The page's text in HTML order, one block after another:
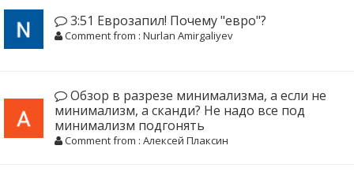
3:51 Еврозапил! Почему "евро"?
Comment from : Nurlan Amirgaliyev
Обзор в разрезе минимализма, а если не
минимализм, а сканди? Не надо все под
минимализм подгонять
Comment from : Алексей Плаксин